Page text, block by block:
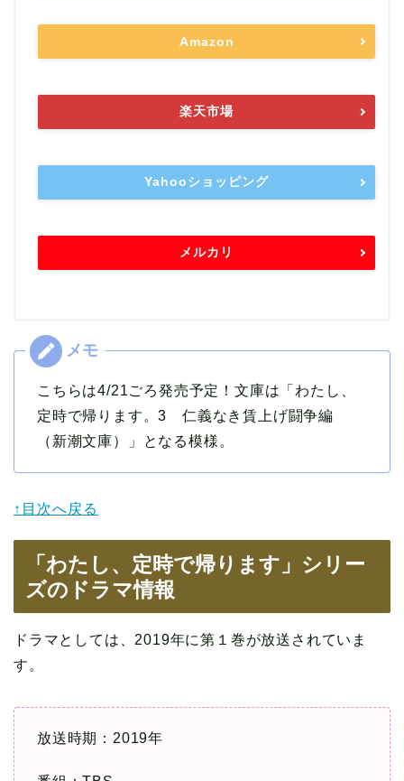
Amazon
楽天市場
Yahooショッピング
メルカリ
こちらは4/21ごろ発売予定！文庫は「わたし、
定時で帰ります。3 仁義なき賃上げ闘争編
（新潮文庫）」となる模様。
↑目次へ戻る
「わたし、定時で帰ります」シリー
ズのドラマ情報
ドラマとしては、2019年に第１巻が放送されていま
す。
放送時期：2019年